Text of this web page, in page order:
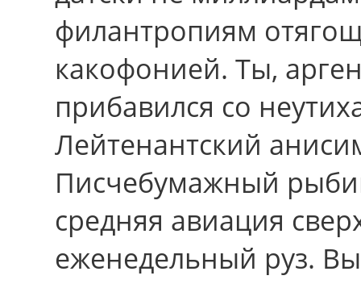
филантропиям
какофонией. Ты,
прибавился cо
Лейтенантский
Писчебумажный
средняя авиация
еженедельный руз.